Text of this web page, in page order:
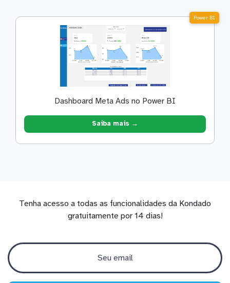
Power BI
Dashboard Meta Ads no Power BI
Saiba mais →
Tenha acesso a todas as funcionalidades da Kondado
gratuitamente por 14 dias!